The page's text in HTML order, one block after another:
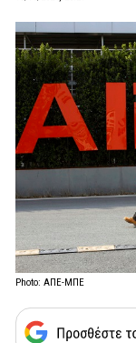
Photo: ΑΠΕ-ΜΠΕ